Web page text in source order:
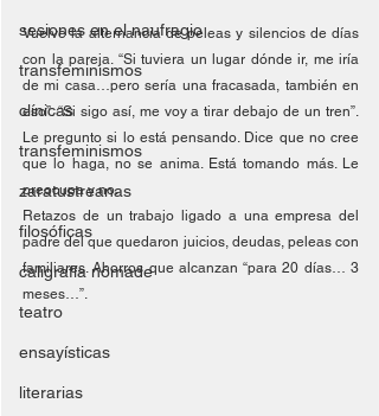
sesiones en el naufragio
transfeminismos
clínicas
transfeminismos
zaratustreanas
filosóficas
caligrafía nómade
teatro
ensayísticas
literarias
Vuelve la alternancia de peleas y silencios de días
con la pareja. “Si tuviera un lugar dónde ir, me iría
de mi casa…pero sería una fracasada, también en
eso”. “Si sigo así, me voy a tirar debajo de un tren”.
Le pregunto si lo está pensando. Dice que no cree
que lo haga, no se anima. Está tomando más. Le
preocupa y no.
Retazos de un trabajo ligado a una empresa del
padre del que quedaron juicios, deudas, peleas con
familiares. Ahorros que alcanzan “para 20 días… 3
meses…”.